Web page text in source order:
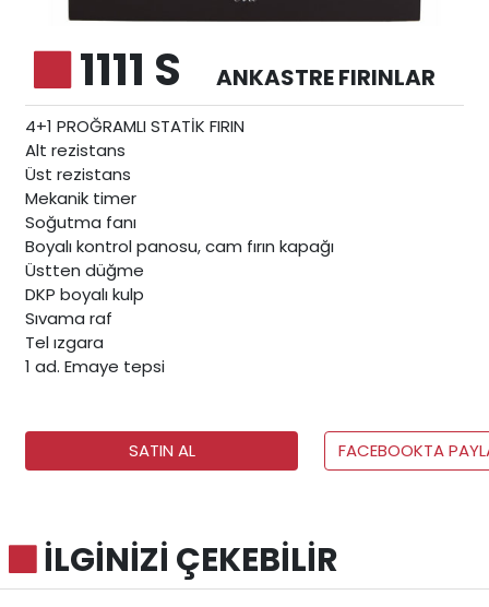
1111 S ANKASTRE FIRINLAR
4+1 PROĞRAMLI STATİK FIRIN
Alt rezistans
Üst rezistans
Mekanik timer
Soğutma fanı
Boyalı kontrol panosu, cam fırın kapağı
Üstten düğme
DKP boyalı kulp
Sıvama raf
Tel ızgara
1 ad. Emaye tepsi
SATIN AL FACEBOOKTA
İLGİNİZİ ÇEKEBİLİR